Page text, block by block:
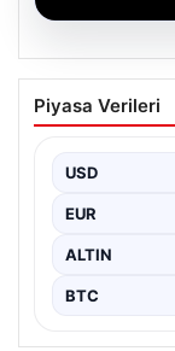
TFF’den
Trendyol
Piyasa Verileri
USD
EUR
ALTIN
BTC